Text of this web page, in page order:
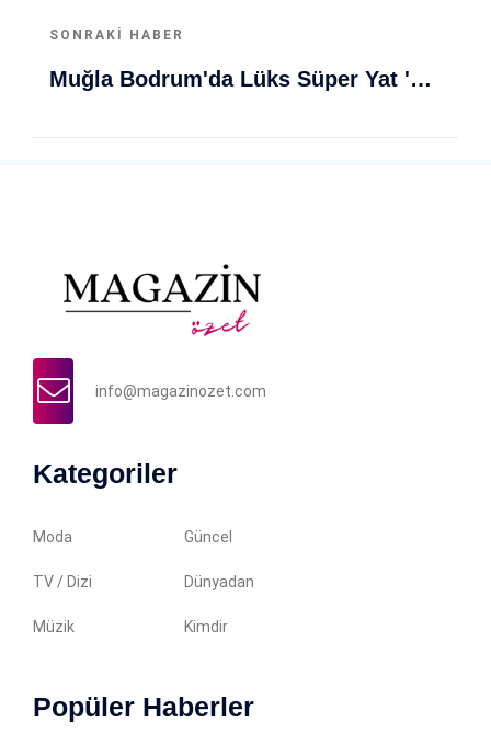
SONRAKI HABER
Muğla Bodrum'da Lüks Süper Yat 'Golden Odyssey' Demirledi
info@magazinozet.com
Kategoriler
Moda Güncel
TV / Dizi Dünyadan
Müzik Kimdir
Popüler Haberler